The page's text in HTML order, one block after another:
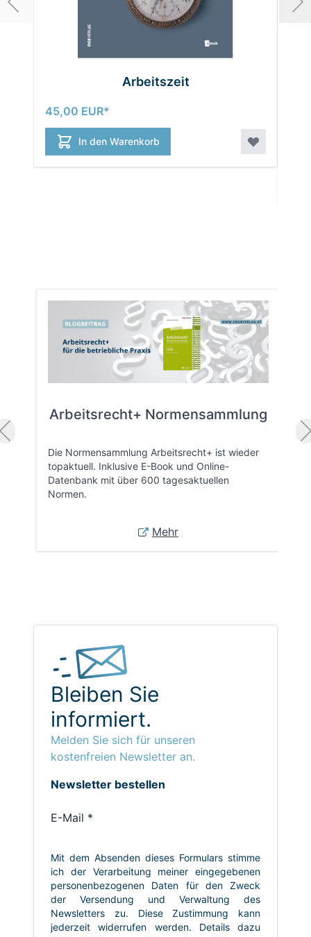
Arbeitszeit
45,00 EUR
In den Warenkorb
Arbeitsrecht+ Normensammlung
Die Normensammlung Arbeitsrecht+ ist wieder
topaktuell. Inklusive E-Book und Online-
Datenbank mit über 600 tagesaktuellen
Normen.
Mehr
Bleiben Sie
informiert.
Melden Sie sich für unseren
kostenfreien Newsletter an.